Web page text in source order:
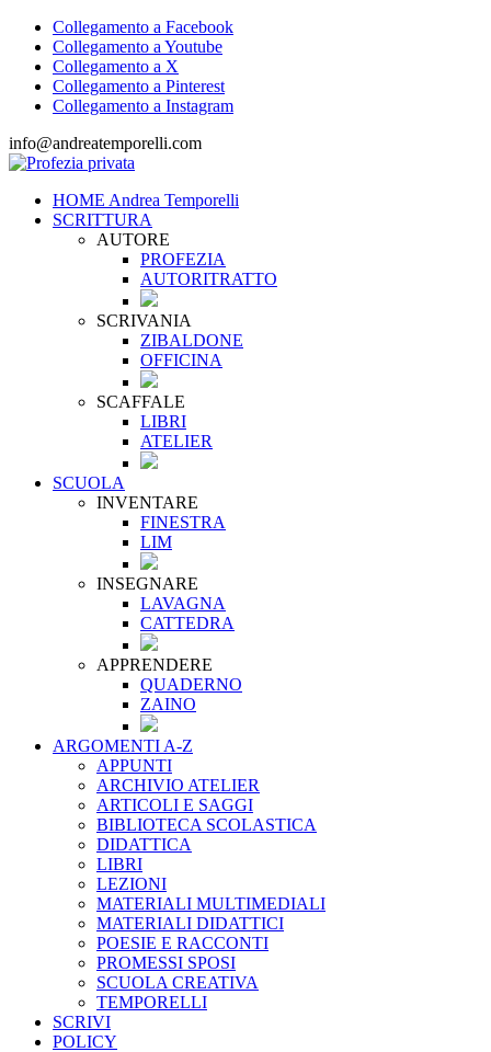
Collegamento a Facebook
Collegamento a Youtube
Collegamento a X
Collegamento a Pinterest
Collegamento a Instagram
info@andreatemporelli.com
HOME Andrea Temporelli
SCRITTURA
AUTORE
PROFEZIA
AUTORITRATTO
SCRIVANIA
ZIBALDONE
OFFICINA
SCAFFALE
LIBRI
ATELIER
SCUOLA
INVENTARE
FINESTRA
LIM
INSEGNARE
LAVAGNA
CATTEDRA
APPRENDERE
QUADERNO
ZAINO
ARGOMENTI A-Z
APPUNTI
ARCHIVIO ATELIER
ARTICOLI E SAGGI
BIBLIOTECA SCOLASTICA
DIDATTICA
LIBRI
LEZIONI
MATERIALI MULTIMEDIALI
MATERIALI DIDATTICI
POESIE E RACCONTI
PROMESSI SPOSI
SCUOLA CREATIVA
TEMPORELLI
SCRIVI
POLICY